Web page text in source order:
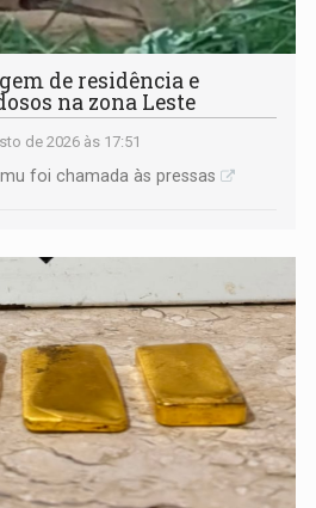
de residência e
na zona Leste
de 2026 às 17:51
foi chamada às pressas